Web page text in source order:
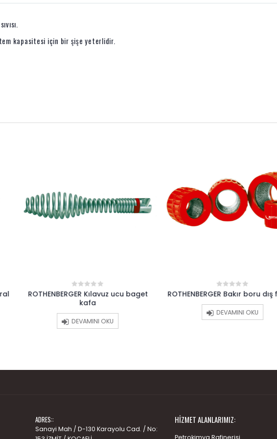
kapasitesi için bir şişe yeterlidir.
0
out
of
5
ROTHENBERGER Bakır boru dış fırçası
DEVAMINI OKU
0
of
5
ROTHENBERGER BORU
KAFASI
SEPETE EKLE
ADRES::
Sanayi Mah / D-130 Karayolu Cad. / No:
HIZMET ALANLARIMIZ:
Petrokimya Rafinerisi